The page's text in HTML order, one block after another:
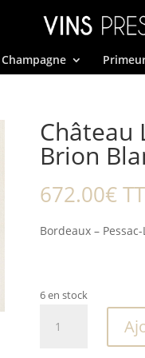
Champagne
Château
Brion
672.00€
Bordeaux –
6 en stock